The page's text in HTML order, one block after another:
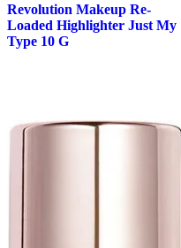
Revolution Makeup Re-
Loaded Highlighter Just My
Type 10 G